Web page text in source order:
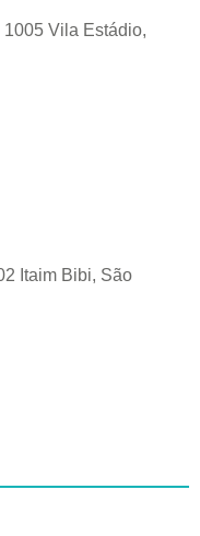
Vila Estádio,
Itaim Bibi, São